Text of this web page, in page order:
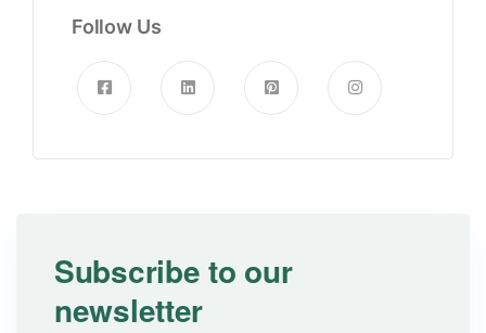
Follow Us
Subscribe to our
newsletter